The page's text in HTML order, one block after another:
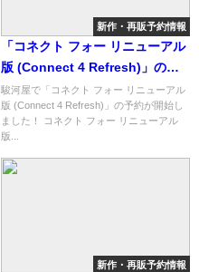
新作・再販予約情報
「コネクト フォー リニューアル
版 (Connect 4 Refresh)」の概
略と予約購入可能なショップ紹
介！
駿河屋で「コネクト フォー リニューアル
版 (Connect 4 Refresh)」の予約が開始し
ました！ コネクト フォー リニューアル
版...
新作・再販予約情報